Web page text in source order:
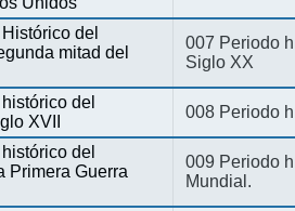
del
mitad del
007 Periodo
Siglo XX
del
XVII
008 Periodo
del
Primera Guerra
009 Periodo
Mundial.